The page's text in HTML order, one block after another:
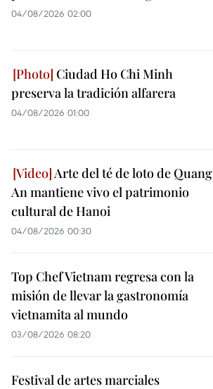
04/08/2026 02:00
Ciudad Ho Chi Minh
preserva la tradición alfarera
04/08/2026 01:00
Arte del té de loto de Quang
An mantiene vivo el patrimonio
cultural de Hanoi
04/08/2026 00:30
Top Chef Vietnam regresa con la
misión de llevar la gastronomía
vietnamita al mundo
03/08/2026 08:20
Festival de artes marciales